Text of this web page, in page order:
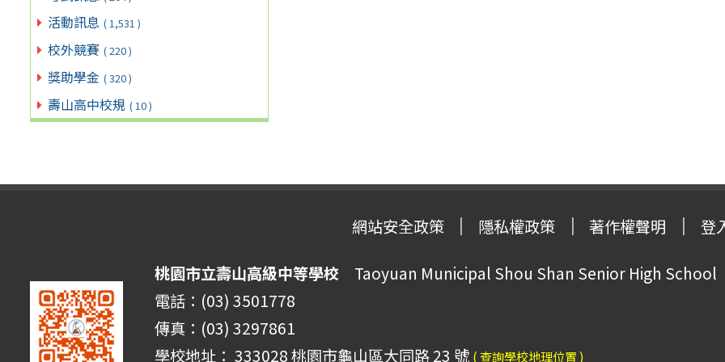
活動訊息 ( 1,531 )
校外競賽 ( 220 )
獎助學金 ( 320 )
壽山高中校規 ( 10 )
網站安全政策 隱私權政策 著作權聲明 登
桃園市立壽山高級中等學校 Taoyuan Municipal Shou Shan Senior High School
電話：(03) 3501778
傳真：(03) 3297861
學校地址： 333028 桃園市龜山區大同路 23 號 ( 查詢學校地理位置 )